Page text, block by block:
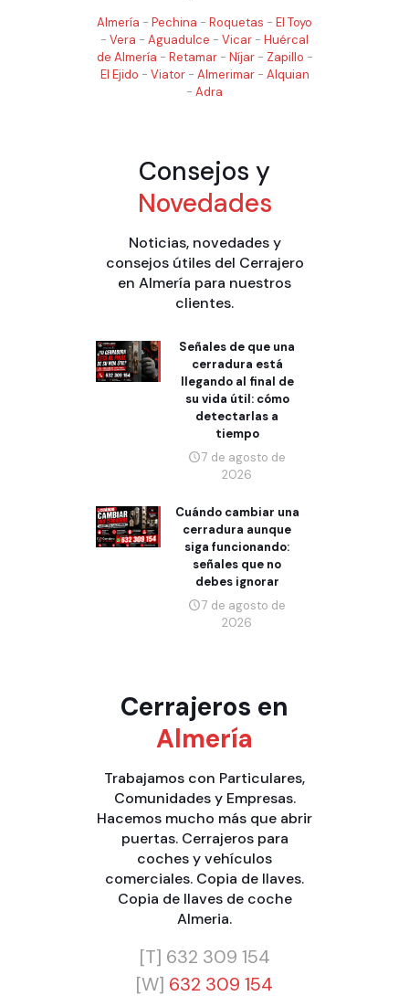
Almería - Pechina - Roquetas - El Toyo
- Vera - Aguadulce - Vicar - Huércal
de Almería - Retamar- Níjar- Zapillo -
El Ejido - Viator- Almerimar- Alquian
- Adra
Consejos y
Novedades
Noticias, novedades y
consejos útiles del Cerrajero
en Almería para nuestros
clientes.
Señales de que una
cerradura está
llegando al final de
su vida útil: cómo
detectarlas a
tiempo
7 de agosto de
2026
Cuándo cambiar una
cerradura aunque
siga funcionando:
señales que no
debes ignorar
7 de agosto de
2026
Cerrajeros en
Almería
Trabajamos con Particulares,
Comunidadesy Empresas.
Hacemos mucho más que abrir
puertas. Cerrajeros para
coches y vehículos
comerciales. Copia de llaves.
Copia de llaves de coche
Almeria.
[T] 632 309 154
[W] 632 309 154